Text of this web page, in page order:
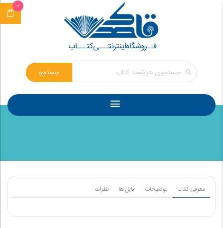
0
جستجو
معرفی کتاب توضیحات فایل ها نظرات